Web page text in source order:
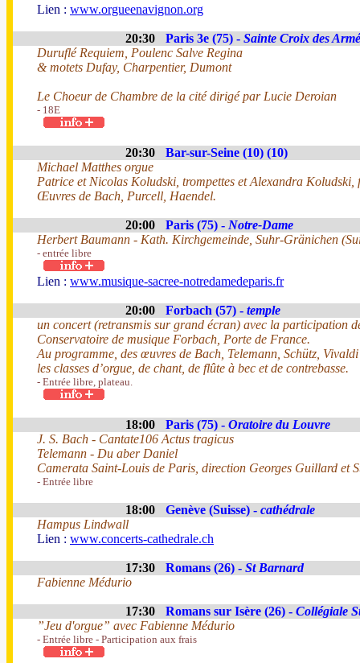
Lien : www.orgueenavignon.org
20:30 Paris 3e (75) - Sainte Croix des
Duruflé Requiem, Poulenc Salve Regina
& motets Dufay, Charpentier, Dumont
Le Choeur de Chambre de la cité dirigé par Lucie Deroian
- 18E
20:30
Bar-sur-Seine (10) (10)
Michael Matthes orgue
Patrice et Nicolas Koludski, trompettes et Alexandra Koludski,
Œuvres de Bach, Purcell, Haendel.
20:00 Paris (75) - Notre-Dame
Herbert Baumann - Kath. Kirchgemeinde, Suhr-Gränichen
- entrée libre
Lien : www.musique-sacree-notredamedeparis.fr
20:00 Forbach (57) - temple
un concert (retransmis sur grand écran) avec la participation
Conservatoire de musique Forbach, Porte de France.
Au programme, des œuvres de Bach, Telemann, Schütz,
les classes d’orgue, de chant, de flûte à bec et de contrebasse.
- Entrée libre, plateau.
18:00 Paris (75) - Oratoire du Louvre
J. S. Bach - Cantate106 Actus tragicus
Telemann - Du aber Daniel
Camerata Saint-Louis de Paris, direction Georges Guillard et
- Entrée libre
18:00 Genève (Suisse) - cathédrale
Hampus Lindwall
Lien : www.concerts-cathedrale.ch
17:30 Romans (26) - St Barnard
Fabienne Médurio
17:30 Romans sur Isère (26) - Collégiale
”Jeu d'orgue” avec Fabienne Médurio
- Entrée libre - Participation aux frais